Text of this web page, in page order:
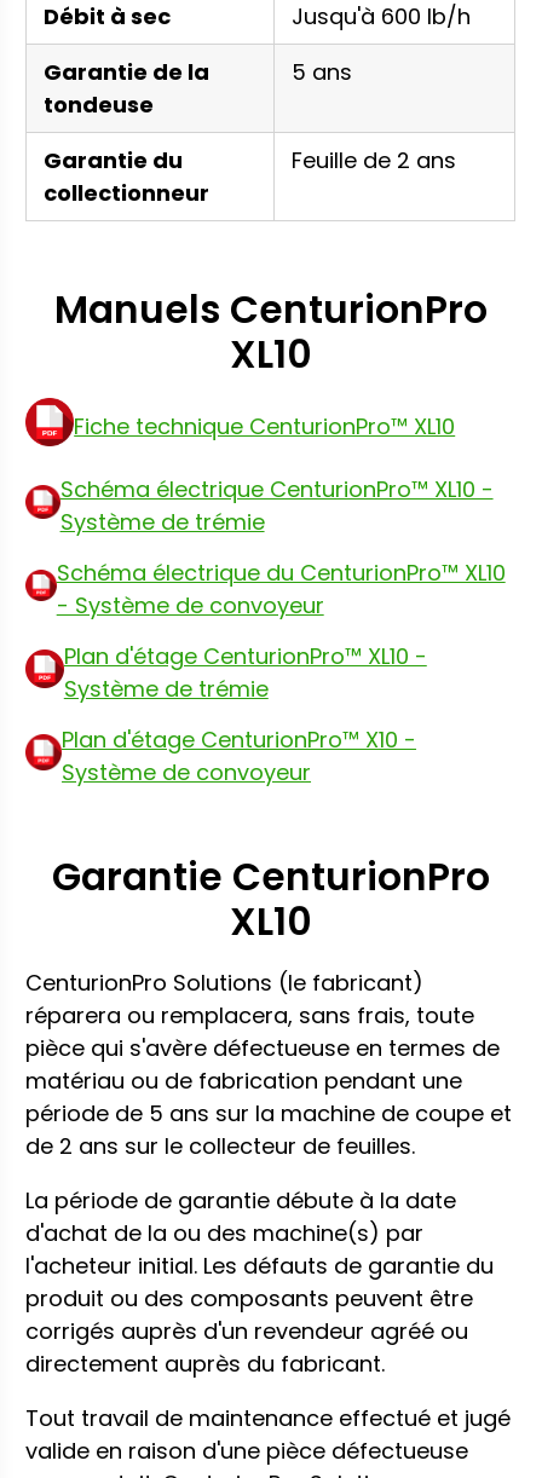
Débit à sec
Jusqu'à 600 lb/h
Garantie de la
tondeuse
5 ans
Garantie du
collectionneur
Feuille de 2 ans
Manuels CenturionPro
XL10
Fiche technique CenturionPro™ XL10
Schéma électrique CenturionPro™ XL10 -
Système de trémie
Schéma électrique du CenturionPro™ XL10
- Système de convoyeur
Plan d'étage CenturionPro™ XL10 -
Système de trémie
Plan d'étage CenturionPro™ X10 -
Système de convoyeur
Garantie CenturionPro
XL10
CenturionPro Solutions (le fabricant)
réparera ou remplacera, sans frais, toute
pièce qui s'avère défectueuse en termes de
matériau ou de fabrication pendant une
période de 5 ans sur la machine de coupe et
de 2 ans sur le collecteur de feuilles.
La période de garantie débute à la date
d'achat de la ou des machine(s) par
l'acheteur initial. Les défauts de garantie du
produit ou des composants peuvent être
corrigés auprès d'un revendeur agréé ou
directement auprès du fabricant.
Tout travail de maintenance effectué et jugé
valide en raison d'une pièce défectueuse